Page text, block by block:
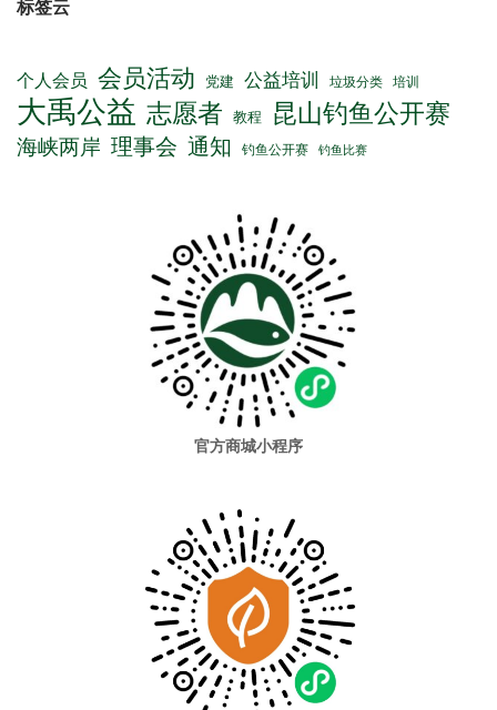
标签云
个人会员 会员活动 党建 公益培训 垃圾分类 培训
大禹公益 志愿者 教程 昆山钓鱼公开赛
海峡两岸 理事会 通知 钓鱼公开赛 钓鱼比赛
官方商城小程序